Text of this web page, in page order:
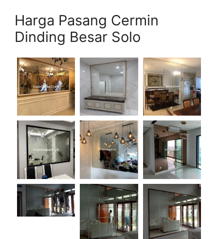
Harga Pasang Cermin
Dinding Besar Solo